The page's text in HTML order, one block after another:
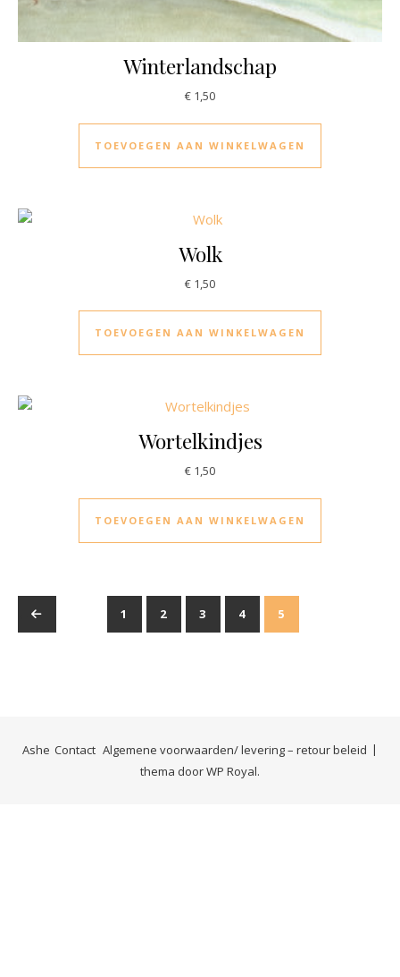
Winterlandschap
€ 1,50
TOEVOEGEN AAN WINKELWAGEN
Wolk
€ 1,50
TOEVOEGEN AAN WINKELWAGEN
Wortelkindjes
€ 1,50
TOEVOEGEN AAN WINKELWAGEN
1 2 3 4 5
Contact Algemene voorwaarden/ levering – retour beleid
Ashe
thema doorWP Royal.